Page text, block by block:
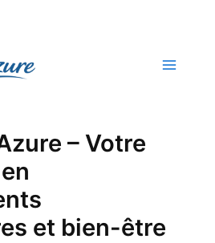
– Votre
et bien-être